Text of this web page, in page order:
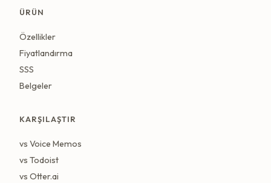
ÜRÜN
Özellikler
Fiyatlandırma
SSS
Belgeler
KARŞILAŞTIR
vs Voice Memos
vs Todoist
vs Otter.ai